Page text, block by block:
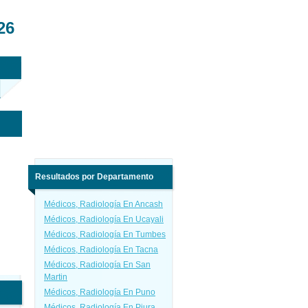
Resultados por Departamento
Médicos, Radiología En Ancash
Médicos, Radiología En Ucayali
Médicos, Radiología En Tumbes
Médicos, Radiología En Tacna
Médicos, Radiología En San
Martin
Médicos, Radiología En Puno